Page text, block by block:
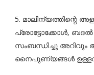
5. മാലിന്യത്തിന്റെ
പ്രോട്ടോക്കോൾ, ബദൽ
സംബന്ധിച്ചു അറിവും
നൈപുണ്യങ്ങൾ